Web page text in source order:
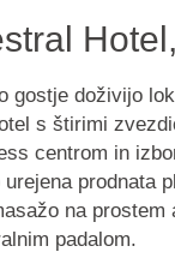
gostje doživijo
s štirimi
centrom in
prodnata
na prostem
padalom.